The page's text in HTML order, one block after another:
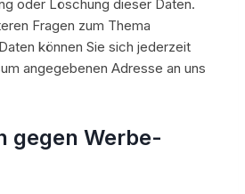
oder Löschung dieser Daten.
Fragen zum Thema
können Sie sich jederzeit
angegebenen Adresse an uns
gegen Werbe-